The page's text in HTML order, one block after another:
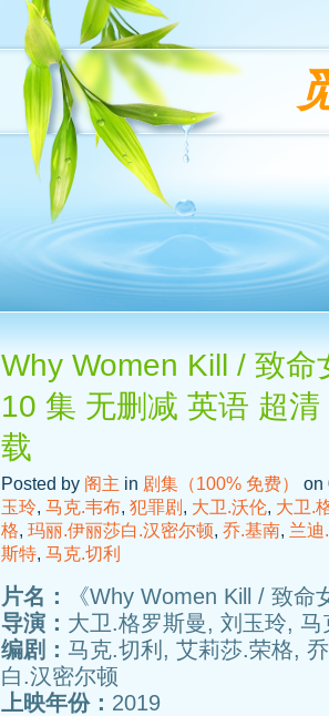
Why Women Kill / 致
10 集 无删减 英语 超
载
Posted by 阁主 in 剧集（100% 免费）
on
玉玲, 马克.韦布, 犯罪剧 , 大卫.沃伦, 大卫.
格, 玛丽.伊丽莎白.汉密尔顿, 乔.基南, 兰迪
斯特, 马克.切利
片名：
《Why Women Kill / 致
导演： 大卫.格罗斯曼, 刘玉玲,
编剧： 马克.切利, 艾莉莎.荣格,
白.汉密尔顿
上映年份： 2019